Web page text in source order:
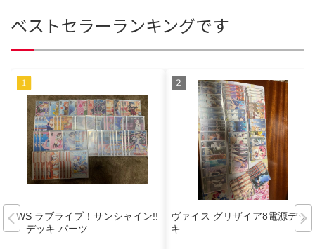
ベストセラーランキングです
WS ラブライブ！サンシャイン!!
デッキ パーツ
ヴァイス グリザイア8電源デッ
キ